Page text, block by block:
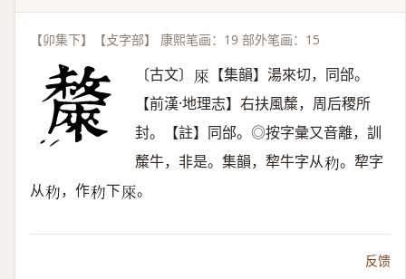
【卯集下】【攴字部】 康熙笔画：19 部外笔画：15
〔古文〕 𠩬
【集韻】湯來切，同邰。
【前漢·地理志】右扶風斄，周后稷所
封。【註】同邰。◎按字彙又音離，訓
斄牛，非是。集韻，犂牛字从𥝢 。犂字
从𥝢 ，作𥝢 下𠩬 。
反馈